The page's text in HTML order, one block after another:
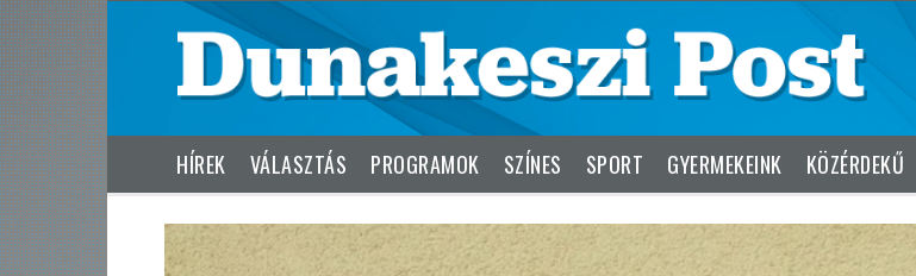
HÍREK VÁLASZTÁS PROGRAMOK SZÍNES SPORT GYERMEKEINK KÖZÉRDEKŰ